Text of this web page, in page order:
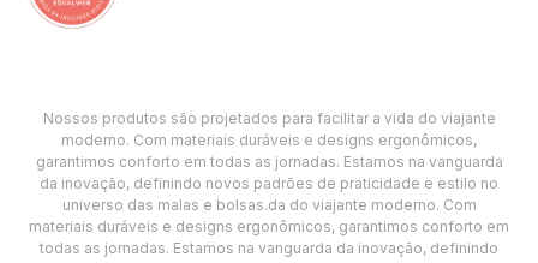
Nossos produtos são projetados para facilitar a vida do viajante
moderno. Com materiais duráveis e designs ergonômicos,
garantimos conforto em todas as jornadas. Estamos na vanguarda
da inovação, definindo novos padrões de praticidade e estilo no
universo das malas e bolsas.da do viajante moderno. Com
materiais duráveis e designs ergonômicos, garantimos conforto em
todas as jornadas. Estamos na vanguarda da inovação, definindo